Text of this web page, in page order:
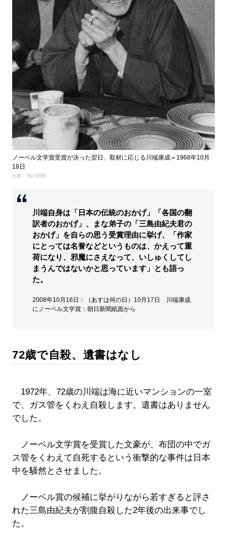
ノーベル文学賞受賞が決った翌日、取材に応じる川端康成＝1968年10月
18日
出典： 朝日新聞
川端自身は「日本の伝統のおかげ」「各国の翻
訳者のおかげ」、まな弟子の「三島由紀夫君の
おかげ」を自らの思う受賞理由に挙げ、「作家
にとっては名誉などというものは、かえって重
荷になり、邪魔にさえなって、いしゅくしてし
まうんではないかと思っています」とも語っ
た。
2008年10月16日：（あすは何の日）10月17日 川端康成
にノーベル文学賞：朝日新聞紙面から
72歳で自殺、遺書はなし
1972年、72歳の川端は海に近いマンションの一室
で、ガス管をくわえ自殺します。遺書はありません
でした。
ノーベル文学賞を受賞した文豪が、布団の中でガ
ス管をくわえて自死するという衝撃的な事件は日本
中を騒然とさせました。
ノーベル賞の候補に挙がりながら若すぎると評さ
れた三島由紀夫が割腹自殺した2年後の出来事でし
た。